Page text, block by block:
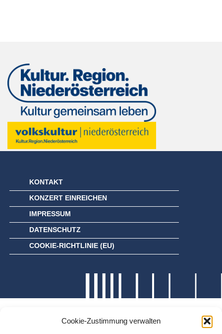
Cookie-Zustimmung verwalten
KONTAKT
KONZERT EINREICHEN
IMPRESSUM
DATENSCHUTZ
COOKIE-RICHTLINIE (EU)